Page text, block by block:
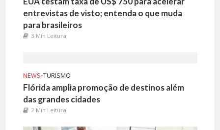
entrevistas de visto; entenda o que muda
para brasileiros
3 Min Leitura
NEWS•TURISMO
Flórida amplia promoção de destinos além
das grandes cidades
2 Min Leitura